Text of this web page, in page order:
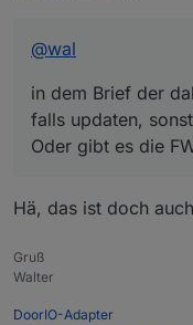
@wal
in dem Brief der
falls updaten,
Oder gibt es die
Hä, das ist doch
Gruß
Walter
DoorIO-Adapter